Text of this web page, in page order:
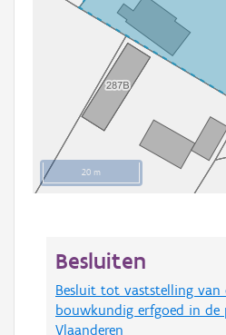
20 m
Besluiten
Besluit tot vaststelling van
bouwkundig erfgoed in de
Vlaanderen